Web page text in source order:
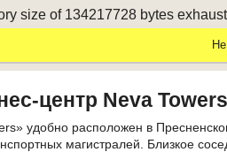
центр Neva Towers
удобно расположен в
магистралей. Близкое
size of 134217728 bytes